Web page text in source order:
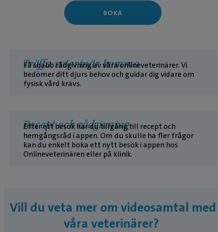
BOKA
Träffa veterinär hemma
Få snabb rådgivning av våra onlineveterinärer. Vi
bedömer ditt djurs behov och guidar dig vidare om
fysisk vård krävs.
Recept och rådgivning
Efter ett besök har du tillgång till recept och
hemgångsråd i appen. Om du skulle ha fler frågor
kan du enkelt boka ett nytt besök i appen hos
Onlineveterinären eller på klinik.
Vill du veta mer om videosamtal med
våra veterinärer?